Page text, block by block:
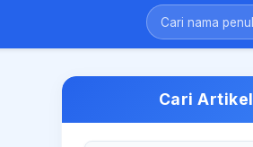
Cari Artikel